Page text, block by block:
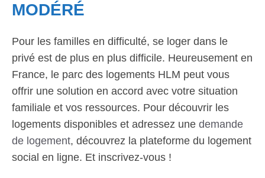
MODÉRÉ
Pour les familles en difficulté, se loger dans le
privé est de plus en plus difficile. Heureusement en
France, le parc des logements HLM peut vous
offrir une solution en accord avec votre situation
familiale et vos ressources. Pour découvrir les
logements disponibles et adressez une demande
de logement, découvrez la plateforme du logement
social en ligne. Et inscrivez-vous !